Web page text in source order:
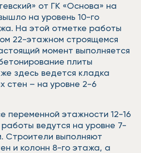
от ГК «Основа» на
на уровень 10-го
На этой отметке работы
22-этажном строящемся
момент выполняется
плиты
здесь ведется кладка
стен – на уровне 2-6
переменной этажности 12-16
ведутся на уровне 7-
Строители выполняют
и колонн 8-го этажа, а